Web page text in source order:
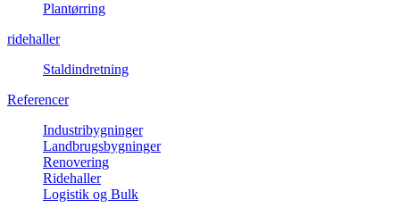
Plantørring
ridehaller
Staldindretning
Referencer
Industribygninger
Landbrugsbygninger
Renovering
Ridehaller
Logistik og Bulk